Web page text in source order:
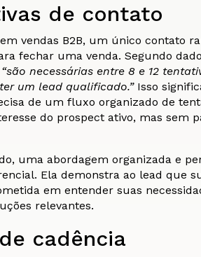
de contato
vendas B2B, um único contato
fechar uma venda. Segundo
“são necessárias entre 8 e 12
um lead qualificado.”Isso
de um fluxo organizado de
do prospect ativo, mas sem
uma abordagem organizada e
Ela demonstra ao lead que
em entender suas
relevantes.
cadência